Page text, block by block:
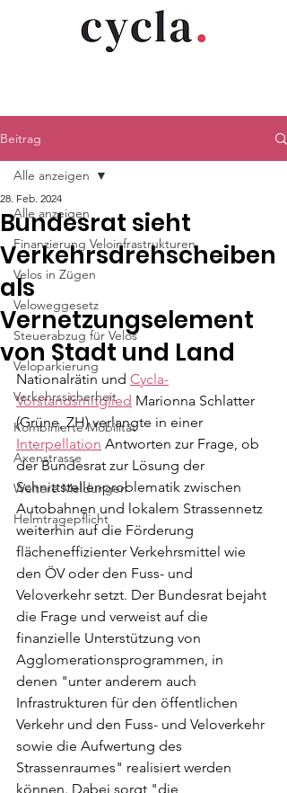
Beitrag
Alle anzeigen
Finanzierung Veloinfrastrukturen
Velos in Zügen
Veloweggesetz
Steuerabzug für Velos
Veloparkierung
Verkehrssicherheit
Kombinierte Mobilität
Axenstrasse
Weitere Meldungen
Helmtragepflicht
Alle anzeigen
Bundesrat sieht
Verkehrsdrehscheiben
als
Vernetzungselement
von Stadt und Land
28. Feb. 2024
Nationalrätin und Cycla-
Vorstandsmitglied Marionna Schlatter
(Grüne, ZH) verlangte in einer
Interpellation Antworten zur Frage, ob
der Bundesrat zur Lösung der
Schnittstellenproblematik zwischen
Autobahnen und lokalem Strassennetz
weiterhin auf die Förderung
flächeneffizienter Verkehrsmittel wie
den ÖV oder den Fuss- und
Veloverkehr setzt. Der Bundesrat bejaht
die Frage und verweist auf die
finanzielle Unterstützung von
Agglomerationsprogrammen, in
denen "unter anderem auch
Infrastrukturen für den öffentlichen
Verkehr und den Fuss- und Veloverkehr
sowie die Aufwertung des
Strassenraumes" realisiert werden
können. Dabei sorgt "die